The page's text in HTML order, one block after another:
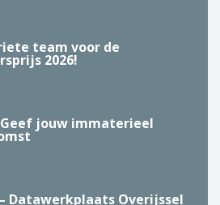
team voor de
2026!
jouw immaterieel
Datawerkplaats Overijssel